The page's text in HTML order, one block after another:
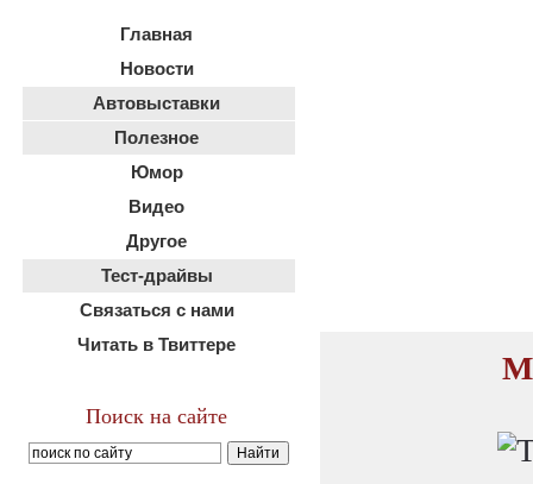
Главная
Новости
Автовыставки
Полезное
Юмор
Видео
Другое
Тест-драйвы
Связаться с нами
Читать в Твиттере
Поиск на сайте